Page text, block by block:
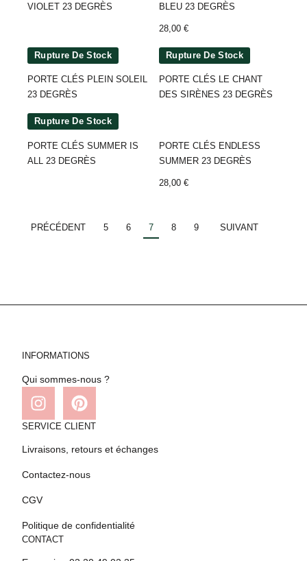
VIOLET 23 DEGRÈS
BLEU 23 DEGRÈS
28,00 €
Rupture De Stock
PORTE CLÉS PLEIN SOLEIL
23 DEGRÈS
Rupture De Stock
PORTE CLÉS LE CHANT
DES SIRÈNES 23 DEGRÈS
Rupture De Stock
PORTE CLÉS SUMMER IS
ALL 23 DEGRÈS
PORTE CLÉS ENDLESS
SUMMER 23 DEGRÈS
28,00 €
PRÉCÉDENT 5 6 7 8 9 SUIVANT
INFORMATIONS
Qui sommes-nous ?
SERVICE CLIENT
Livraisons, retours et échanges
Contactez-nous
CGV
Politique de confidentialité
CONTACT